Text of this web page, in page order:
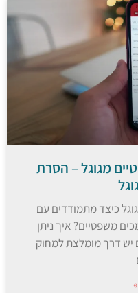
מגוגל – הסרת
כיצד מתמודדים עם
משפטיים? איך ניתן
יש דרך מומלצת למחוק